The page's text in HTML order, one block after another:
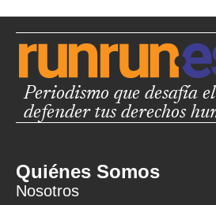
Periodismo que desafía
defender tus derechos
Quiénes Somos
Nosotros